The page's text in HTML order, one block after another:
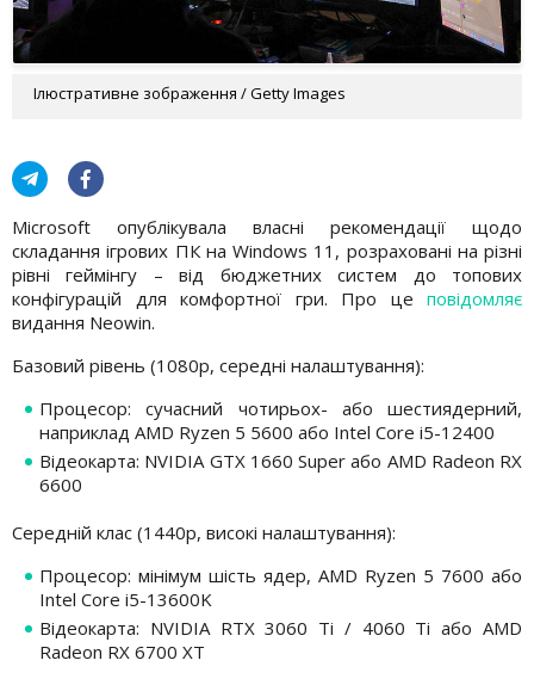
Ілюстративне зображення / Getty Images
Microsoft опублікувала власні рекомендації щодо
складання ігрових ПК на Windows 11, розраховані на різні
рівні геймінгу – від бюджетних систем до топових
конфігурацій для комфортної гри. Про це повідомляє
видання Neowin.
Базовий рівень (1080p, середні налаштування):
Процесор: сучасний чотирьох- або шестиядерний,
наприклад AMD Ryzen 5 5600 або Intel Core i5-12400
Відеокарта: NVIDIA GTX 1660 Super або AMD Radeon RX
6600
Середній клас (1440p, високі налаштування):
Процесор: мінімум шість ядер, AMD Ryzen 5 7600 або
Intel Core i5-13600K
Відеокарта: NVIDIA RTX 3060 Ti / 4060 Ti або AMD
Radeon RX 6700 XT